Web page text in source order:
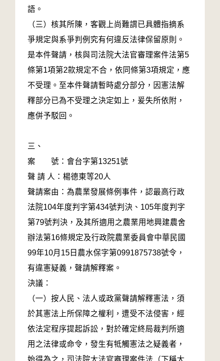
語。
（三）核其所陳，客觀上尚難謂已具體指摘系
爭規定與系爭判例究有何違反法律保留原則。
是本件聲請，核與司法院大法官審理案件法第5
條第1項第2款規定不合，依同條第3項規定，應
不受理。至本件聲請暫時處分部分，因憲法解
釋部分已為不受理之決定如上，爰失所依附，
應併予駁回。
三、
案 號：會台字第13251號
聲 請 人：楊德東等20人
聲請案由：為農業發展條例事件，認最高行政
法院104年度判字第434號判決、105年度判字
第79號判決，及其所適用之農業用地興建農舍
辦法第16條規定及行政院農業委員會中華民國
99年10月15日農水保字第0991875738號令，
有違憲疑義，聲請解釋案。
決議：
（一）按人民、法人或政黨聲請解釋憲法，須
於其憲法上所保障之權利，遭受不法侵害，經
依法定程序提起訴訟，對於確定終局裁判所適
用之法律或命令，發生有牴觸憲法之疑義者，
始得為之，司法院大法官審理案件法（下稱大